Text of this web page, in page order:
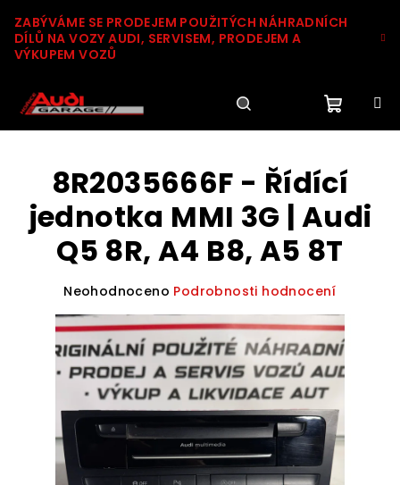
na
obsah
ZABÝVÁME SE PRODEJEM POUŽITÝCH NÁHRADNÍCH
DÍLŮ NA VOZY AUDI, SERVISEM, PRODEJEM A
VÝKUPEM VOZŮ
HledatPřihlášení
košík
8R2035666F - Řídící
jednotka MMI 3G | Audi
Q5 8R, A4 B8, A5 8T
Průměrné
produktu
je
0,0
z
hvězdiček.
Neohodnoceno Podrobnosti hodnocení